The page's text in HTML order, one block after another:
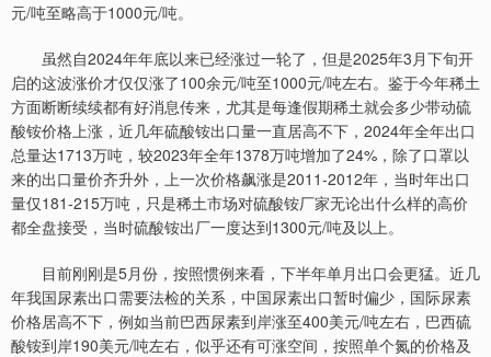
元/吨至略高于1000元/吨。
虽然自2024年年底以来已经涨过一轮了，但是2025年3月下旬开
启的这波涨价才仅仅涨了100余元/吨至1000元/吨左右。鉴于今年稀土
方面断断续续都有好消息传来，尤其是每逢假期稀土就会多少带动硫
酸铵价格上涨，近几年硫酸铵出口量一直居高不下，2024年全年出口
总量达1713万吨，较2023年全年1378万吨增加了24%，除了口罩以
来的出口量价齐升外，上一次价格飙涨是2011-2012年，当时年出口
量仅181-215万吨，只是稀土市场对硫酸铵厂家无论出什么样的高价
都全盘接受，当时硫酸铵出厂一度达到1300元/吨及以上。
目前刚刚是5月份，按照惯例来看，下半年单月出口会更猛。近几
年我国尿素出口需要法检的关系，中国尿素出口暂时偏少，国际尿素
价格居高不下，例如当前巴西尿素到岸涨至400美元/吨左右，巴西硫
酸铵到岸190美元/吨左右，似乎还有可涨空间，按照单个氮的价格及